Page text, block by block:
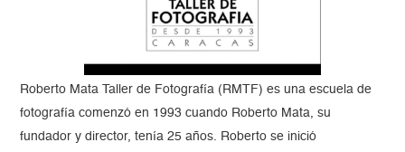
Roberto Mata Taller de Fotografía (RMTF) es una escuela de
fotografía comenzó en 1993 cuando Roberto Mata, su
fundador y director, tenía 25 años. Roberto se inició